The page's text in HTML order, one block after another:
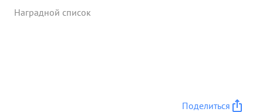
Наградной список
Поделиться